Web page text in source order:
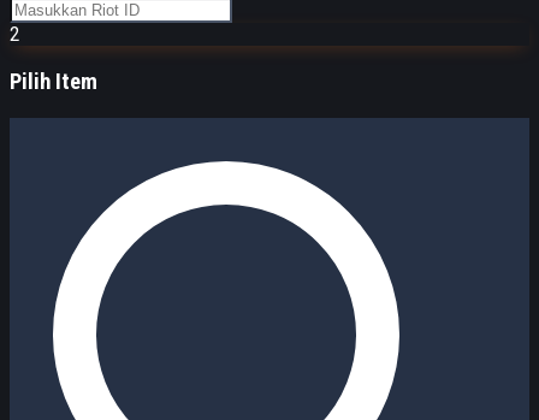
2
Pilih Item